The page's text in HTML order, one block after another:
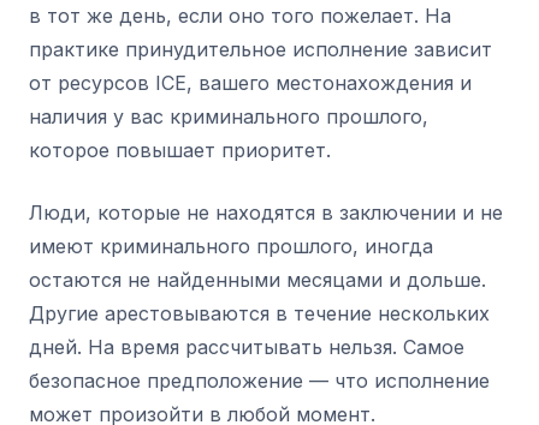
в тот же день, если оно того пожелает. На
практике принудительное исполнение зависит
от ресурсов ICE, вашего местонахождения и
наличия у вас криминального прошлого,
которое повышает приоритет.
Люди, которые не находятся в заключении и не
имеют криминального прошлого, иногда
остаются не найденными месяцами и дольше.
Другие арестовываются в течение нескольких
дней. На время рассчитывать нельзя. Самое
безопасное предположение — что исполнение
может произойти в любой момент.